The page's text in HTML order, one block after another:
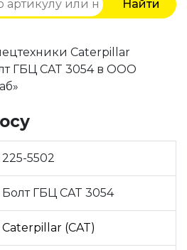
225-5502
Болт ГБЦ CAT 3054
Caterpillar (CAT)